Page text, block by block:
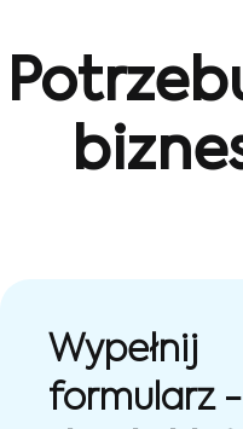
Wypełnij
formularz -